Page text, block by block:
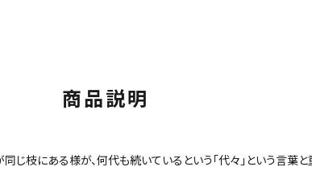
商品説明
じ枝にある様が、何代も続いているという「代々」という言